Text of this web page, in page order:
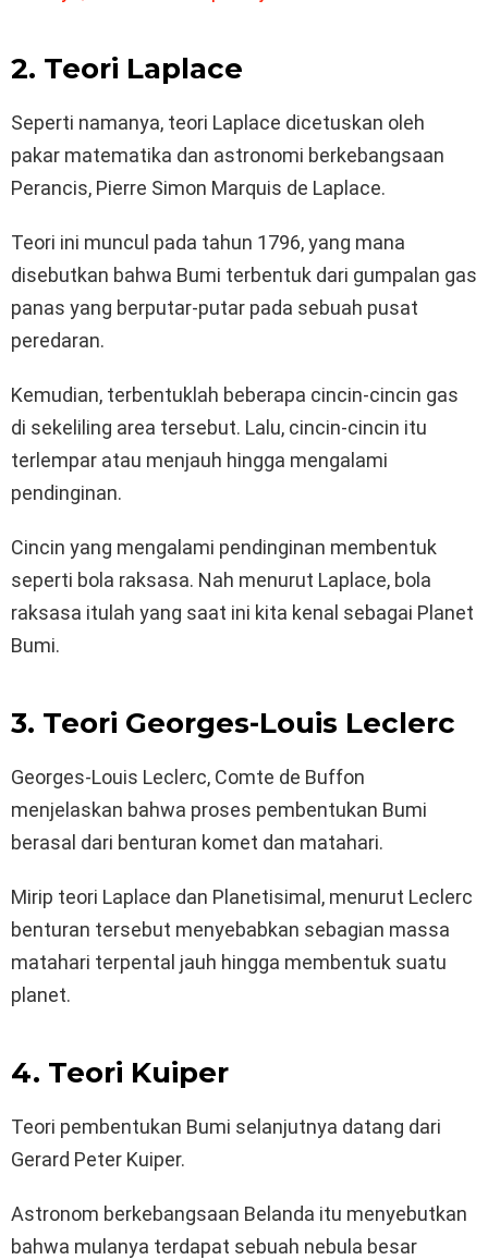
2. Teori Laplace
Seperti namanya, teori Laplace dicetuskan oleh
pakar matematika dan astronomi berkebangsaan
Perancis, Pierre Simon Marquis de Laplace.
Teori ini muncul pada tahun 1796, yang mana
disebutkan bahwa Bumi terbentuk dari gumpalan gas
panas yang berputar-putar pada sebuah pusat
peredaran.
Kemudian, terbentuklah beberapa cincin-cincin gas
di sekeliling area tersebut. Lalu, cincin-cincin itu
terlempar atau menjauh hingga mengalami
pendinginan.
Cincin yang mengalami pendinginan membentuk
seperti bola raksasa. Nah menurut Laplace, bola
raksasa itulah yang saat ini kita kenal sebagai Planet
Bumi.
3. Teori Georges-Louis Leclerc
Georges-Louis Leclerc, Comte de Buffon
menjelaskan bahwa proses pembentukan Bumi
berasal dari benturan komet dan matahari.
Mirip teori Laplace dan Planetisimal, menurut Leclerc
benturan tersebut menyebabkan sebagian massa
matahari terpental jauh hingga membentuk suatu
planet.
4. Teori Kuiper
Teori pembentukan Bumi selanjutnya datang dari
Gerard Peter Kuiper.
Astronom berkebangsaan Belanda itu menyebutkan
bahwa mulanya terdapat sebuah nebula besar